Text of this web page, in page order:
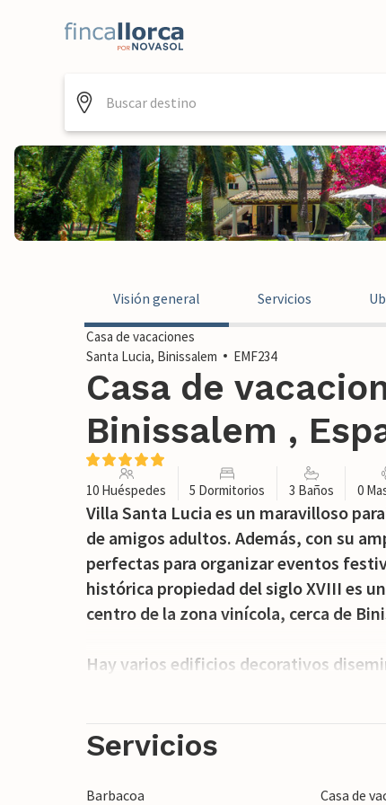
Visión general Servicios
Casa de vacaciones
Santa Lucia, Binissalem
EMF234
Casa de
Binissalem ,
10 Huéspedes 5 Dormitorios 3 Baños 0
Villa Santa Lucia es un maravilloso
de amigos adultos. Además, con su
perfectas para organizar eventos
histórica propiedad del siglo XVIII es
centro de la zona vinícola, cerca de
Hay varios edificios decorativos
estudio de pintura, establos estilo
otras zonas cubiertas invitan a
hectáreas de terreno y está rodeada
Servicios
Barbacoa Casa de